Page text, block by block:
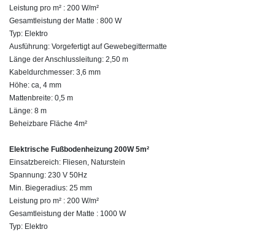
Leistung pro m² : 200 W/m²
Gesamtleistung der Matte : 800 W
Typ: Elektro
Ausführung: Vorgefertigt auf Gewebegittermatte
Länge der Anschlussleitung: 2,50 m
Kabeldurchmesser: 3,6 mm
Höhe: ca, 4 mm
Mattenbreite: 0,5 m
Länge: 8 m
Beheizbare Fläche 4m²
Elektrische Fußbodenheizung 200W 5m²
Einsatzbereich: Fliesen, Naturstein
Spannung: 230 V 50Hz
Min. Biegeradius: 25 mm
Leistung pro m² : 200 W/m²
Gesamtleistung der Matte : 1000 W
Typ: Elektro